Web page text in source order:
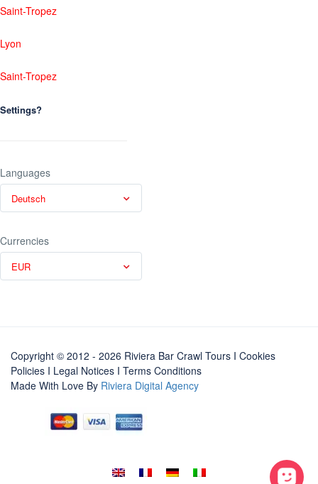
Saint-Tropez
Lyon
Saint-Tropez
Settings?
Languages
Deutsch
Currencies
EUR
Copyright © 2012 - 2026 Riviera Bar Crawl Tours I Cookies
Policies I Legal Notices I Terms Conditions
Made With Love By Riviera Digital Agency